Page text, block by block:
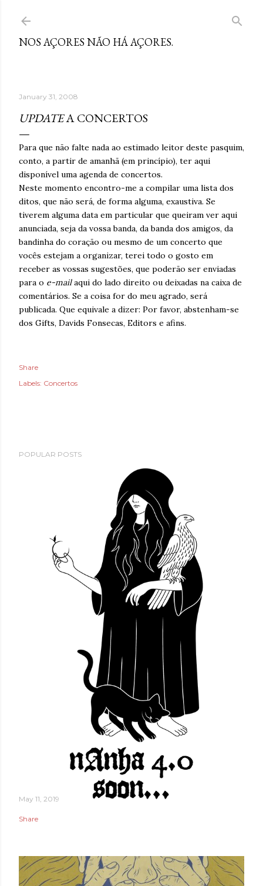
NOS AÇORES NÃO HÁ AÇORES.
January 31, 2008
UPDATEA CONCERTOS
Para que não falte nada ao estimado leitor deste pasquim,
conto, a partir de amanhã (em princípio), ter aqui
disponível uma agenda de concertos.
Neste momento encontro-me a compilar uma lista dos
ditos, que não será, de forma alguma, exaustiva. Se
tiverem alguma data em particular que queiram ver aqui
anunciada, seja da vossa banda, da banda dos amigos, da
bandinha do coração ou mesmo de um concerto que
vocês estejam a organizar, terei todo o gosto em
receber as vossas sugestões, que poderão ser enviadas
para o e-mailaqui do lado direito ou deixadas na caixa de
comentários. Se a coisa for do meu agrado, será
publicada. Que equivale a dizer: Por favor, abstenham-se
dos Gifts, Davids Fonsecas, Editors e afins.
Share
Labels: Concertos
POPULAR POSTS
May 11, 2019
Share